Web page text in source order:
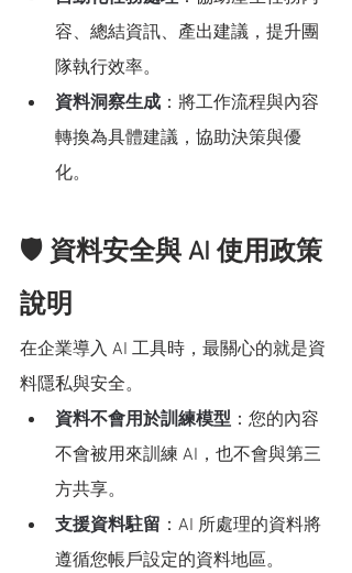
容、總結資訊、產出建議，提升團
隊執行效率。
資料洞察生成 ：將工作流程與內容
轉換為具體建議，協助決策與優
化。
🛡 資料安全與 AI 使用政策
說明
在企業導入 AI 工具時，最關心的就是資
料隱私與安全。
資料不會用於訓練模型 ：您的內容
不會被用來訓練 AI，也不會與第三
方共享。
支援資料駐留 ：AI 所處理的資料將
遵循您帳戶設定的資料地區。